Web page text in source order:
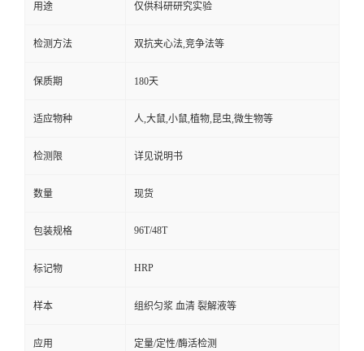
用途 仅供科研研究实验
检测方法 双抗夹心法,竞争法等
保质期 180天
适应物种 人,大鼠,小鼠,植物,昆虫,微生物等
检测限 详见说明书
数量 现货
包装规格 96T/48T
标记物 HRP
样本 组织匀浆 血清 裂解液等
应用 定量/定性/酶活检测